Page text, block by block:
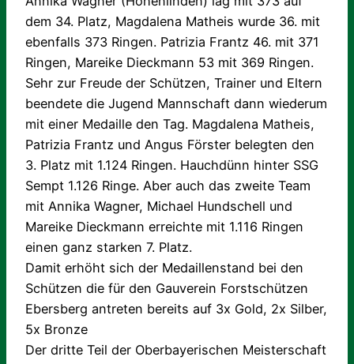
dem 34. Platz, Magdalena Matheis wurde 36. mit
ebenfalls 373 Ringen. Patrizia Frantz 46. mit 371
Ringen, Mareike Dieckmann 53 mit 369 Ringen.
Sehr zur Freude der Schützen, Trainer und Eltern
beendete die Jugend Mannschaft dann wiederum
mit einer Medaille den Tag. Magdalena Matheis,
Patrizia Frantz und Angus Förster belegten den
3. Platz mit 1.124 Ringen. Hauchdünn hinter SSG
Sempt 1.126 Ringe. Aber auch das zweite Team
mit Annika Wagner, Michael Hundschell und
Mareike Dieckmann erreichte mit 1.116 Ringen
einen ganz starken 7. Platz.
Damit erhöht sich der Medaillenstand bei den
Schützen die für den Gauverein Forstschützen
Ebersberg antreten bereits auf 3x Gold, 2x Silber,
5x Bronze
Der dritte Teil der Oberbayerischen Meisterschaft